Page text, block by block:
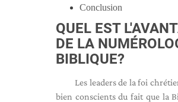
Conclusion
QUEL EST
DE LA
BIBLIQUE?
Les leaders de la foi
bien conscients du fait que la